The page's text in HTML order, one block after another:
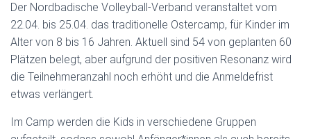
Der Nordbadische Volleyball-Verband veranstaltet vom
22.04. bis 25.04. das traditionelle Ostercamp, für Kinder im
Alter von 8 bis 16 Jahren. Aktuell sind 54 von geplanten 60
Plätzen belegt, aber aufgrund der positiven Resonanz wird
die Teilnehmeranzahl noch erhöht und die Anmeldefrist
etwas verlängert.
Im Camp werden die Kids in verschiedene Gruppen